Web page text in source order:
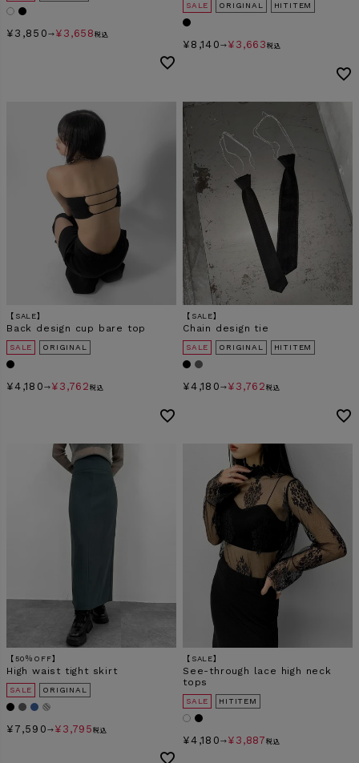
¥ 3,850 → ¥ 3,658 税込
SALE ORIGINAL HITITEM
¥ 8,140 → ¥ 3,663 税込
【SALE】
Back design cup bare top
SALE ORIGINAL
¥4,180 → ¥ 3,762 税込
【SALE】
Chain design tie
SALE ORIGINAL HITITEM
¥4,180 → ¥ 3,762 税込
【50％OFF】
High waist tight skirt
SALE ORIGINAL
¥ 7,590 → ¥ 3,795 税込
【SALE】
See-through lace high neck
tops
SALE HITITEM
¥4,180 → ¥ 3,887 税込